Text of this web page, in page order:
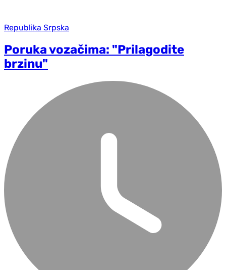
Republika Srpska
Poruka vozačima: "Prilagodite
brzinu"